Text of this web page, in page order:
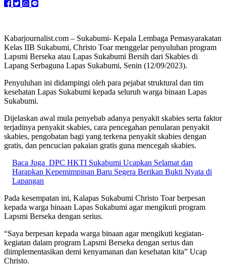
Kabarjournalist.com – Sukabumi- Kepala Lembaga Pemasyarakatan
Kelas IIB Sukabumi, Christo Toar menggelar penyuluhan program
Lapsmi Berseka atau Lapas Sukabumi Bersih dari Skabies di
Lapang Serbaguna Lapas Sukabumi, Senin (12/09/2023).
Penyuluhan ini didampingi oleh para pejabat struktural dan tim
kesehatan Lapas Sukabumi kepada seluruh warga binaan Lapas
Sukabumi.
Dijelaskan awal mula penyebab adanya penyakit skabies serta faktor
terjadinya penyakit skabies, cara pencegahan penularan penyakit
skabies, pengobatan bagi yang terkena penyakit skabies dengan
gratis, dan pencucian pakaian gratis guna mencegah skabies.
Baca Juga DPC HKTI Sukabumi Ucapkan Selamat dan
Harapkan Kepemimpinan Baru Segera Berikan Bukti Nyata di
Lapangan
Pada kesempatan ini, Kalapas Sukabumi Christo Toar berpesan
kepada warga binaan Lapas Sukabumi agar mengikuti program
Lapsmi Berseka dengan serius.
“Saya berpesan kepada warga binaan agar mengikuti kegiatan-
kegiatan dalam program Lapsmi Berseka dengan serius dan
diimplementasikan demi kenyamanan dan kesehatan kita” Ucap
Christo.